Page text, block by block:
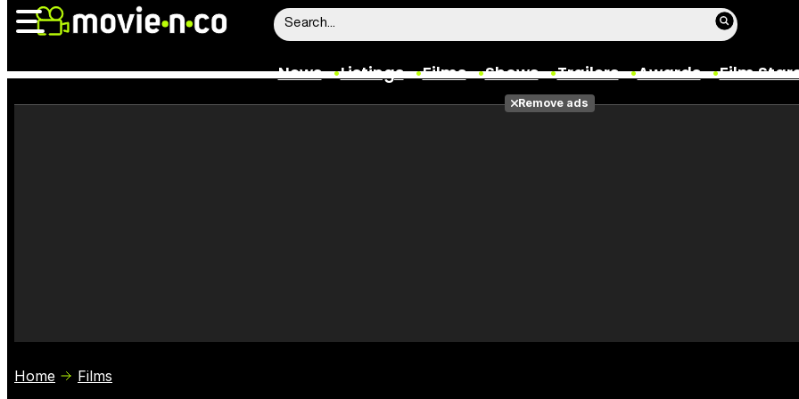
News Listings Films Shows Trailers Awards Film
Films
Remove ads
Home Films